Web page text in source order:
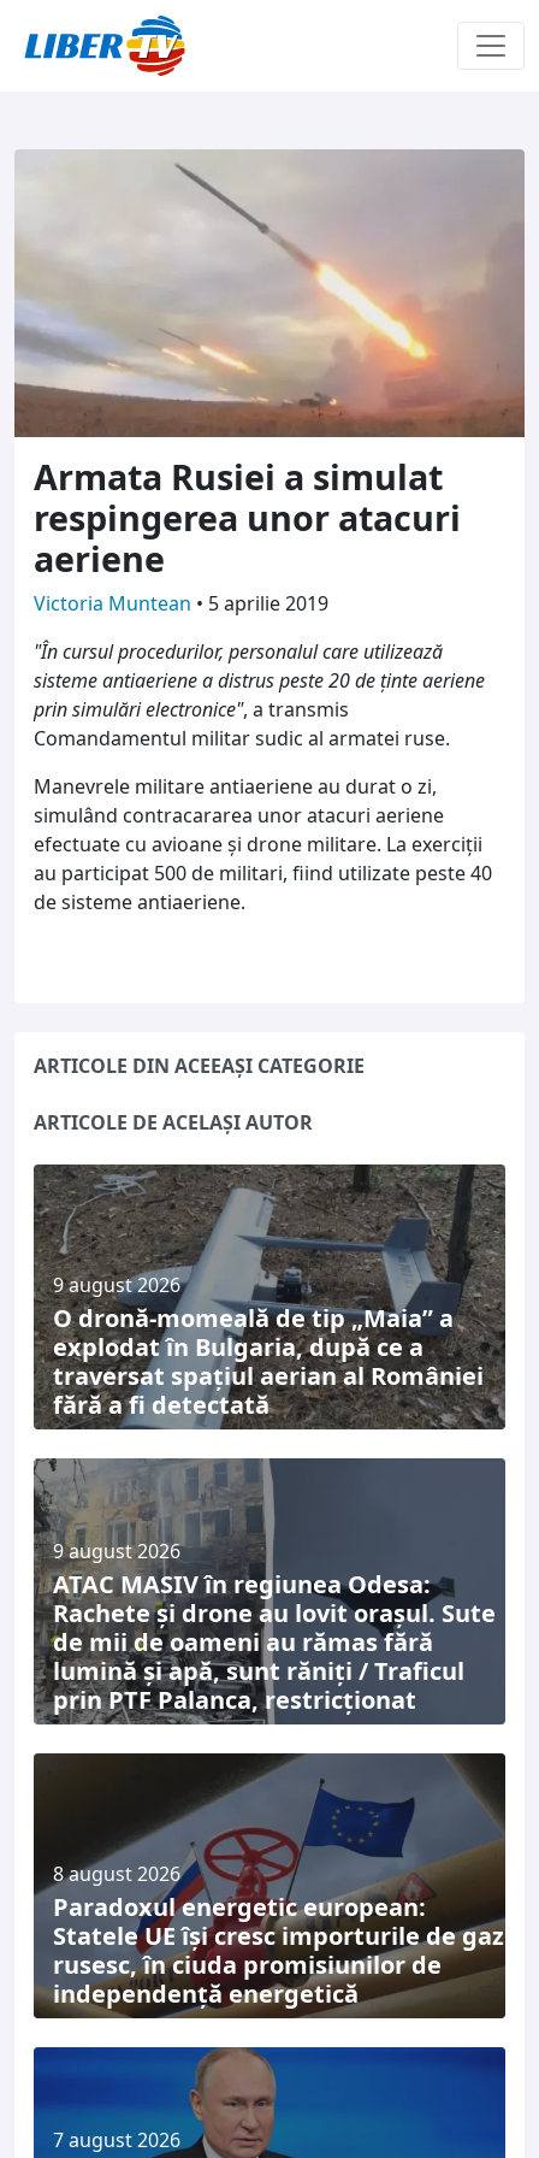
Armata Rusiei a simulat
respingerea unor atacuri
aeriene
Victoria Muntean • 5 aprilie 2019
"În cursul procedurilor, personalul care utilizează
sisteme antiaeriene a distrus peste 20 de ţinte aeriene
prin simulări electronice", a transmis
Comandamentul militar sudic al armatei ruse.
Manevrele militare antiaeriene au durat o zi,
simulând contracararea unor atacuri aeriene
efectuate cu avioane şi drone militare. La exerciţii
au participat 500 de militari, fiind utilizate peste 40
de sisteme antiaeriene.
ARTICOLE DIN ACEEAȘI CATEGORIE
ARTICOLE DE ACELAȘI AUTOR
9 august 2026
O dronă-momeală de tip „Maia” a
explodat în Bulgaria, după ce a
traversat spațiul aerian al României
fără a fi detectată
9 august 2026
ATAC MASIV în regiunea Odesa:
Rachete și drone au lovit orașul. Sute
de mii de oameni au rămas fără
lumină și apă, sunt răniți / Traficul
prin PTF Palanca, restricționat
8 august 2026
Paradoxul energetic european:
Statele UE își cresc importurile de gaz
rusesc, în ciuda promisiunilor de
independență energetică
7 august 2026